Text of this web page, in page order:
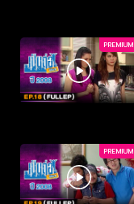
PREMIUM
PREMIUM